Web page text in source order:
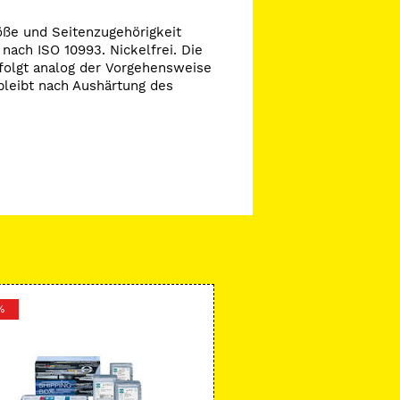
und Seitenzugehörigkeit
ISO 10993. Nickelfrei. Die
analog der Vorgehensweise
nach Aushärtung des